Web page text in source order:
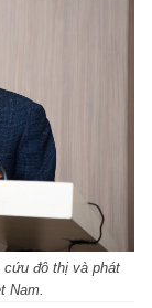
đô thị và phát
Nam.